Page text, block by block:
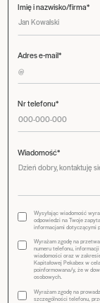
Imię i nazwisko/firma*
Adres e-mail*
Nr telefonu*
Wiadomość*
Wysyłając wiadomość
odpowiedzi na Twoje
informacjami dotyczącymi
Wyrażam zgodę na
numeru telefonu,
wiadomości oraz w
Kapitałowej Pekabex w
poinformowana/y, że w
osobowych.
Wyrażam zgodę na
szczególności telefonu,